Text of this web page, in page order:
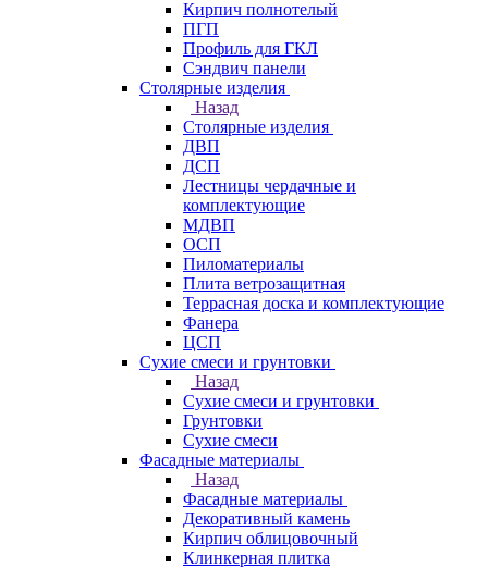
Кирпич полнотелый
ПГП
Профиль для ГКЛ
Сэндвич панели
Столярные изделия
Назад
Столярные изделия
ДВП
ДСП
Лестницы чердачные и
комплектующие
МДВП
ОСП
Пиломатериалы
Плита ветрозащитная
Террасная доска и комплектующие
Фанера
ЦСП
Сухие смеси и грунтовки
Назад
Сухие смеси и грунтовки
Грунтовки
Сухие смеси
Фасадные материалы
Назад
Фасадные материалы
Декоративный камень
Кирпич облицовочный
Клинкерная плитка